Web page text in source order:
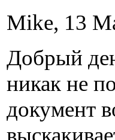
Mike, 13
Добрый
никак не
документ